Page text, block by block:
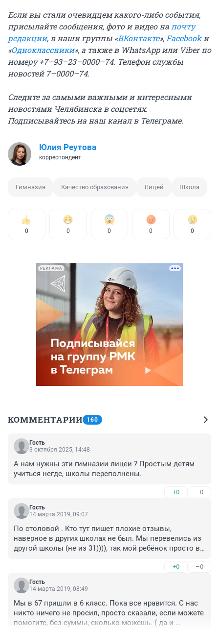
Если вы стали очевидцем какого-либо события,
присылайте сообщения, фото и видео напочту
редакции, в наши группы «ВКонтакте»,Facebook и
«Одноклассники», а также в WhatsApp или Viber по
номеру +7–93–23–0000–74. Телефон службы
новостей 7–0000–74.
Следите за самыми важными и интересными
новостями Челябинска в соцсетях.
Подписывайтесь на наш канал в Телеграме.
Юлия Реутова
корреспондент
Гимназия Качество образования Лицей Школа
0 0 0 0 0
РЕКЛАМА
КОММЕНТАРИИ 160
Гость
3 октября 2025, 14:48
А нам нужны эти гимназии лицеи ? Простым детям
учиться негде, школы переполнены.
+0 –0
Гость
14 марта 2019, 09:07
По столовой . Кто тут пишет плохие отзывы,
наверное в других школах не был. Мы перевелись из
другой школы (не из 31)))), так мой ребёнок просто в
разница в оплате на питание , сравнивая прошлую
школу и эту 20?, а разница в качестве и разнообразии
огромная), и столовая, и дети в классе, и учителя (
говорит)))), бежит в школу как на праздник ))), (
причём в старой школе любовь к школе и знаниям не
наблюдалась). Да , учиться тяжело. Каждый день до
+0 –0
Гость
14 марта 2019, 08:49
Мы в 67 пришли в 6 класс. Пока все нравится. С нас
никто ничего не просил, просто сказали, если можете
помогите, без суммы, сколько можешь. ( да и